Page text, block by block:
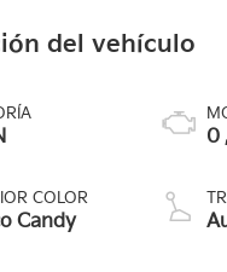
del vehículo
COLOR
Candy
0